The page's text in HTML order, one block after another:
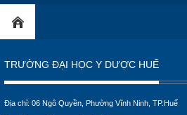
TRƯỜNG ĐẠI HỌC Y DƯỢC HUẾ
Địa chỉ: 06 Ngô Quyền, Phường Vĩnh Ninh, TP.Huế